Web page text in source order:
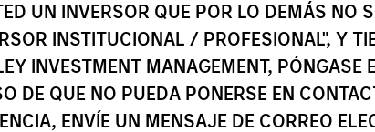
UN INVERSOR QUE POR LO DEMÁS NO
INSTITUCIONAL / PROFESIONAL", Y
INVESTMENT MANAGEMENT, PÓNGASE
DE QUE NO PUEDA PONERSE EN
ENVÍE UN MENSAJE DE CORREO
China